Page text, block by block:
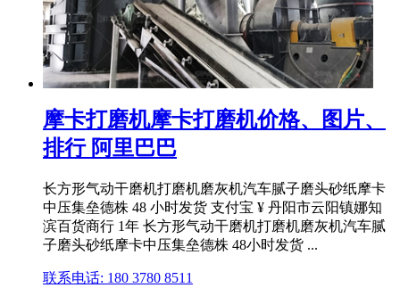
摩卡打磨机摩卡打磨机价格、图片、
排行 阿里巴巴
长方形气动干磨机打磨机磨灰机汽车腻子磨头砂纸摩卡
中压集垒德株 48 小时发货 支付宝 ¥ 丹阳市云阳镇娜知
滨百货商行 1年 长方形气动干磨机打磨机磨灰机汽车腻
子磨头砂纸摩卡中压集垒德株 48小时发货 ...
联系电话: 180 3780 8511